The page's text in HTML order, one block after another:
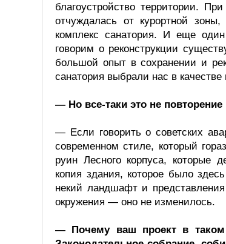
благоустройство территории.
отчуждалась от курортной
комплекс санатория. И еще
говорим о реконструкции
большой опыт в сохранении и
санатория выбрали нас в качестве
— Но все-таки это не
— Если говорить о советских
современном стиле, который
руин Лесного корпуса, которые
копия здания, которое было
некий ландшафт и
окружения — оно не изменилось.
— Почему ваш проект в